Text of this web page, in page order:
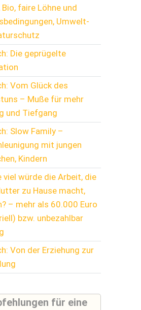
faire Löhne und
Umwelt-
Die geprügelte
Vom Glück des
– Muße für mehr
und Tiefgang
Slow Family –
mit jungen
Kindern
viel würde die Arbeit, die
zu Hause macht,
– mehr als 60.000 Euro
bzw. unbezahlbar
Von der Erziehung zur
für eine